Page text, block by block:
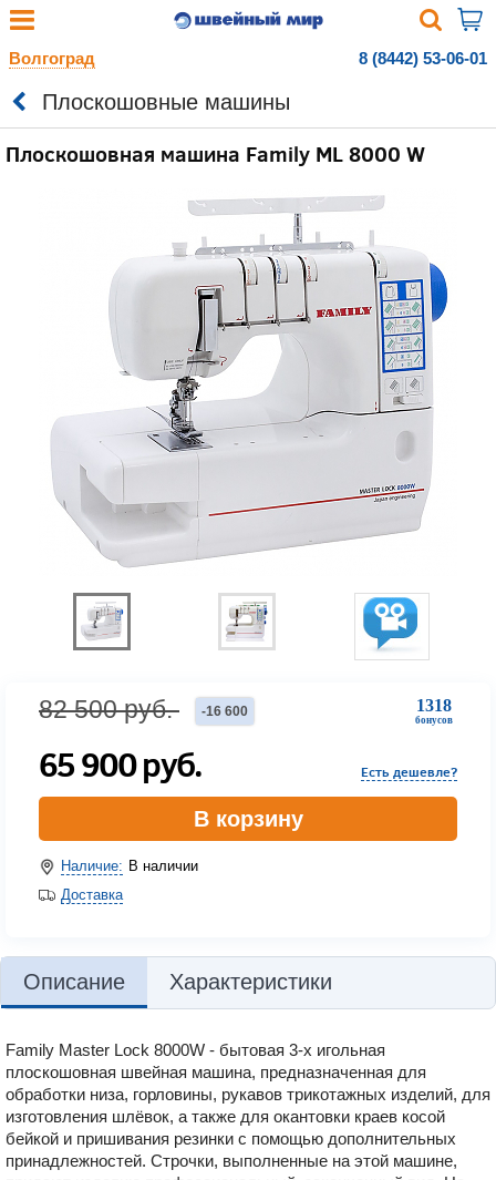
Волгоград 8 (8442) 53-06-01
Плоскошовные машины
Плоскошовная машина Family МL 8000 W
1318
бонусов
82 500 руб. -16 600
65 900руб. Есть дешевле?
В корзину
Наличие: В наличии
Доставка
Описание Характеристики
Family Master Lock 8000W - бытовая 3-х игольная
плоскошовная швейная машина, предназначенная для
обработки низа, горловины, рукавов трикотажных изделий, для
изготовления шлёвок, а также для окантовки краев косой
бейкой и пришивания резинки с помощью дополнительных
принадлежностей. Строчки, выполненные на этой машине,